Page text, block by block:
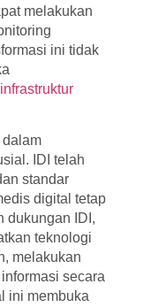
melakukan
ini tidak
infrastruktur
IDI telah
standar
digital tetap
dukungan IDI,
teknologi
melakukan
secara
ini membuka